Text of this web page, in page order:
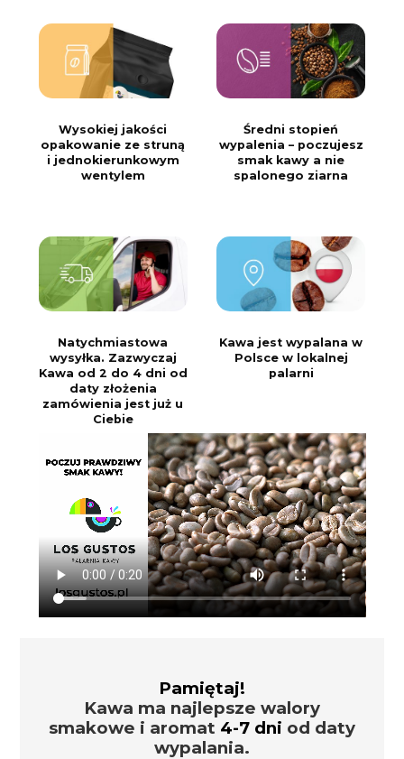
Wysokiej jakości
opakowanie ze struną
i jednokierunkowym
wentylem
Średni stopień
wypalenia – poczujesz
smak kawy a nie
spalonego ziarna
Natychmiastowa
wysyłka. Zazwyczaj
Kawa od 2 do 4 dni od
daty złożenia
zamówienia jest już u
Ciebie
Kawa jest wypalana w
Polsce w lokalnej
palarni
Pamiętaj!
Kawa ma najlepsze walory
smakowe i aromat 4-7 dni od daty
wypalania.